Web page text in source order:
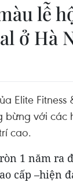
lễ
ở Hà
Elite Fitness
bừng với các
cao.
1 năm ra
cấp –hiện